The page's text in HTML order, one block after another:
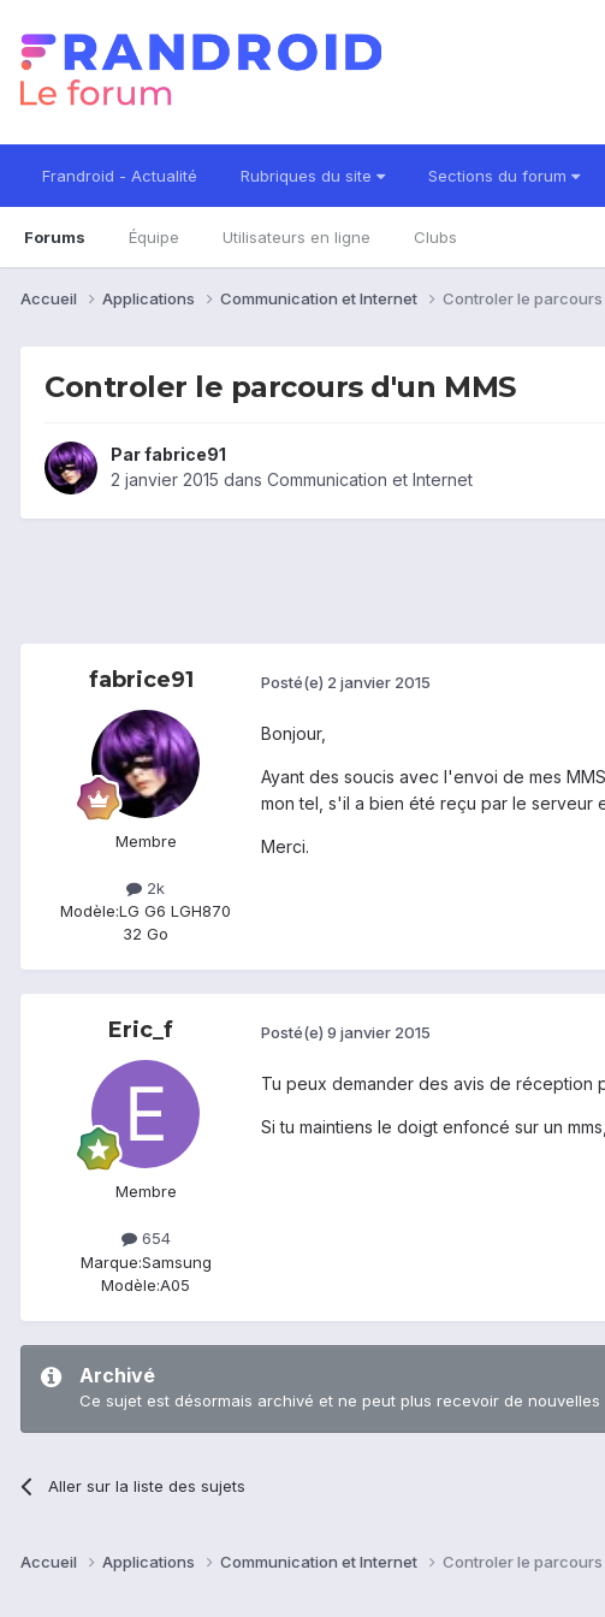
Frandroid - Actualité Rubriques du site Sections du forum
Forums Équipe Utilisateurs en ligne Clubs
Accueil Applications Communication et Internet Controler le parcours
Controler le parcours d'un MMS
Parfabrice91
2 janvier 2015 dans Communication et Internet
fabrice91
Membre
2k
Modèle:LG G6 LGH870
32 Go
Posté(e) 2 janvier 2015
Bonjour,
Ayant des soucis avec l'envoi de mes
mon tel, s'il a bien été reçu par le serveur
Merci.
Eric_f
Membre
654
Marque:Samsung
Modèle:A05
Posté(e) 9 janvier 2015
Tu peux demander des avis de réception
Si tu maintiens le doigt enfoncé sur un
Archivé
Ce sujet est désormais archivé et ne peut plus recevoir de nouvelles
Aller sur la liste des sujets
Accueil Applications Communication et Internet Controler le parcours